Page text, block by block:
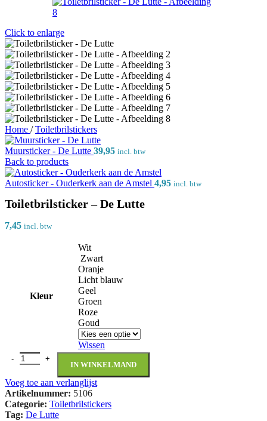
Click to enlarge
Home / Toiletbrilstickers
Muursticker - De Lutte 39,95 incl. btw
Back to products
Autosticker - Ouderkerk aan de Amstel 4,95 incl. btw
Toiletbrilsticker – De Lutte
7,45 incl. btw
Kleur
Wit
Zwart
Oranje
Licht blauw
Geel
Groen
Roze
Goud
Wissen
IN WINKELMAND
Voeg toe aan verlanglijst
Artikelnummer: 5106
Categorie: Toiletbrilstickers
Tag: De Lutte